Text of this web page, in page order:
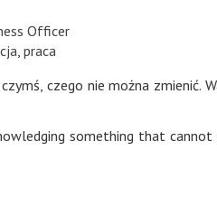
Officer
praca
czego nie można zmienić.
something that cannot